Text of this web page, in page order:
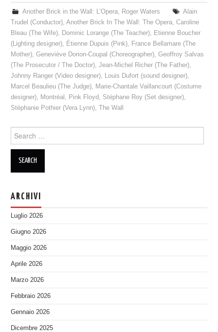
Another Brick in the Wall: L’Opera, Roger Waters
Alain
Trudel (Conductor),Another Brick In The Wall: The Opera,Caroline
Bleau (The Wife), Dominic Lorange (The Teacher), Etienne Boucher
(Lighting designer), Étienne Dupuis (Pink), France Bellamare (The
Mother),Geneviève Dorion-Coupal (Choreographer),Geoffroy Salvas
(The Prosecutor / The Doctor),Jean-Michel Richer (The Father),
Johnny Ranger (Video designer), Louis Dufort (sound designer),
Marcel Beaulieu (The Judge), Marie-Chantale Vaillancourt (Costume
designer), Montréal , Pink Floyd, Stéphane Roy (Set designer),
Stéphanie Pothier (Vera Lynn),The Wall
for:
ARCHIVI
Luglio 2026
Giugno 2026
Maggio 2026
Aprile 2026
Marzo 2026
Febbraio 2026
Gennaio 2026
Dicembre 2025